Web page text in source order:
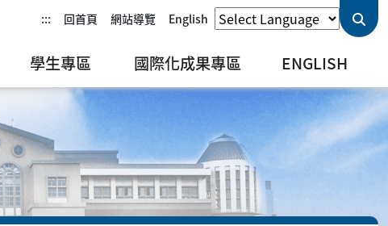
::: 回首頁 網站導覽 English
學生專區 國際化成果專區 ENGLISH